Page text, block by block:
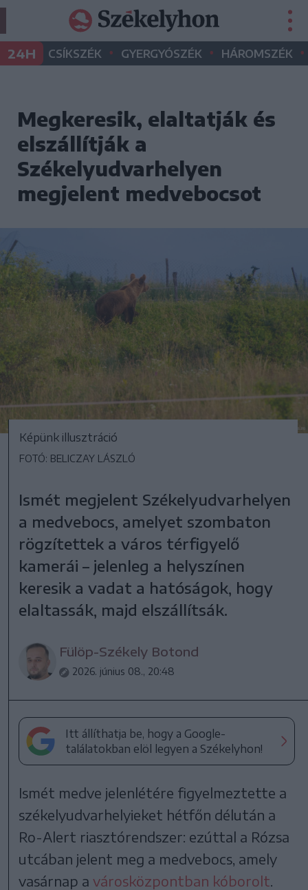
24H CSÍKSZÉK • GYERGYÓSZÉK • HÁROMSZÉK •
Megkeresik, elaltatják és
elszállítják a
Székelyudvarhelyen
megjelent medvebocsot
Képünk illusztráció
FOTÓ: BELICZAY LÁSZLÓ
Ismét megjelent Székelyudvarhelyen
a medvebocs, amelyet szombaton
rögzítettek a város térfigyelő
kamerái – jelenleg a helyszínen
keresik a vadat a hatóságok, hogy
elaltassák, majd elszállítsák.
Fülöp-Székely Botond
2026. június 08., 20:48
Itt állíthatja be, hogy a Google-
találatokban elöl legyen a Székelyhon!
Ismét medve jelenlétére figyelmeztette a
székelyudvarhelyieket hétfőn délután a
Ro-Alert riasztórendszer: ezúttal a Rózsa
utcában jelent meg a medvebocs, amely
vasárnap avárosközpontban kóborolt